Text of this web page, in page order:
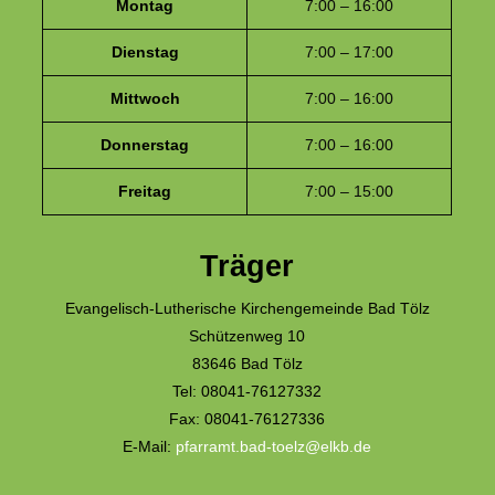
Montag 7:00 – 16:00
Dienstag 7:00 – 17:00
Mittwoch 7:00 – 16:00
Donnerstag 7:00 – 16:00
Freitag 7:00 – 15:00
Träger
Evangelisch-Lutherische Kirchengemeinde Bad Tölz
Schützenweg 10
83646 Bad Tölz
Tel: 08041-76127332
Fax: 08041-76127336
E-Mail: pfarramt.bad-toelz@elkb.de